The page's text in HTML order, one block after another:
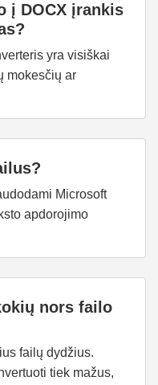
į DOCX įrankis
yra visiškai
mokesčių ar
Microsoft
apdorojimo
nors failo
failų dydžius.
tiek mažus,